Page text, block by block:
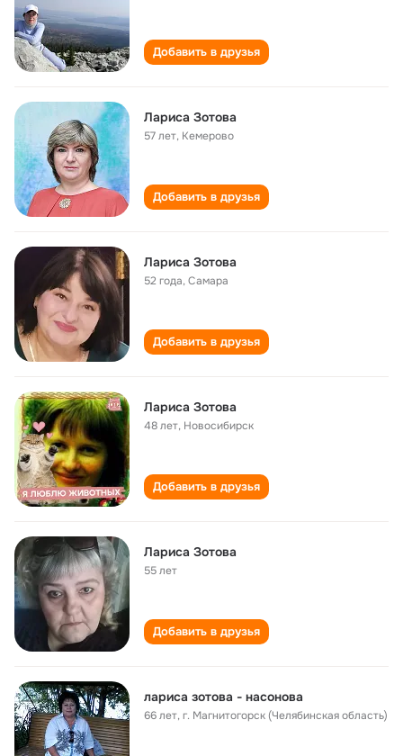
Добавить в друзья
Лариса Зотова
57 лет, Кемерово
Добавить в друзья
Лариса Зотова
52 года,Самара
Добавить в друзья
Лариса Зотова
48 лет, Новосибирск
Добавить в друзья
Лариса Зотова
55 лет
Добавить в друзья
лариса зотова - насонова
66 лет,г. Магнитогорск (Челябинская область)